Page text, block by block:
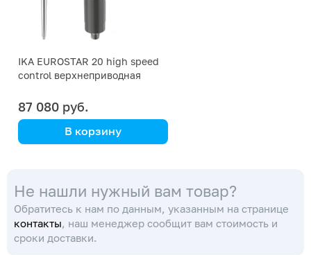
IKA EUROSTAR 20 high speed
control верхнеприводная
87 080 руб.
В корзину
Не нашли нужный вам товар?
Обратитесь к нам по данным, указанным на странице
контакты, наш менеджер сообщит вам стоимость и
сроки доставки.